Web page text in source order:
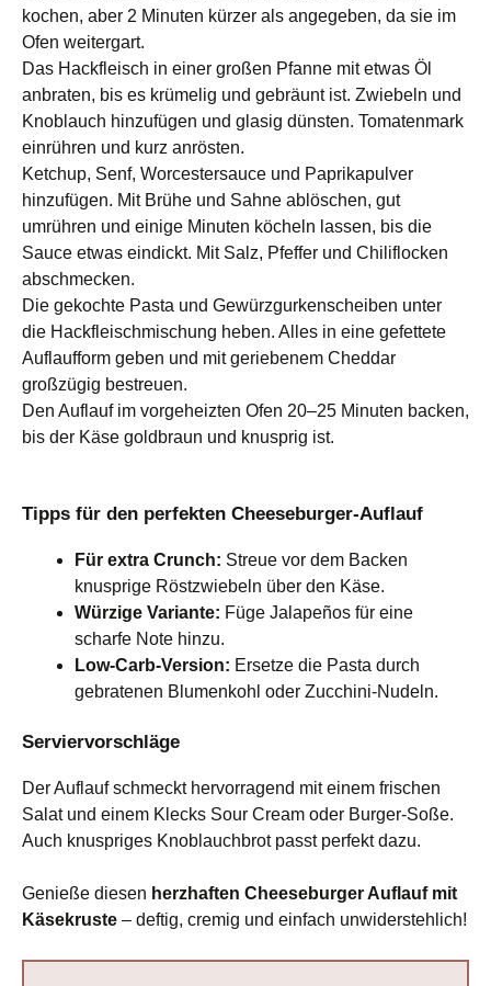
kochen, aber 2 Minuten kürzer als angegeben, da sie im
Ofen weitergart.
Das Hackfleisch in einer großen Pfanne mit etwas Öl
anbraten, bis es krümelig und gebräunt ist. Zwiebeln und
Knoblauch hinzufügen und glasig dünsten. Tomatenmark
einrühren und kurz anrösten.
Ketchup, Senf, Worcestersauce und Paprikapulver
hinzufügen. Mit Brühe und Sahne ablöschen, gut
umrühren und einige Minuten köcheln lassen, bis die
Sauce etwas eindickt. Mit Salz, Pfeffer und Chiliflocken
abschmecken.
Die gekochte Pasta und Gewürzgurkenscheiben unter
die Hackfleischmischung heben. Alles in eine gefettete
Auflaufform geben und mit geriebenem Cheddar
großzügig bestreuen.
Den Auflauf im vorgeheizten Ofen 20–25 Minuten backen,
bis der Käse goldbraun und knusprig ist.
Tipps für den perfekten Cheeseburger-Auflauf
Für extra Crunch: Streue vor dem Backen
knusprige Röstzwiebeln über den Käse.
Würzige Variante: Füge Jalapeños für eine
scharfe Note hinzu.
Low-Carb-Version: Ersetze die Pasta durch
gebratenen Blumenkohl oder Zucchini-Nudeln.
Serviervorschläge
Der Auflauf schmeckt hervorragend mit einem frischen
Salat und einem Klecks Sour Cream oder Burger-Soße.
Auch knuspriges Knoblauchbrot passt perfekt dazu.
Genieße diesen herzhaften Cheeseburger Auflauf mit
Käsekruste – deftig, cremig und einfach unwiderstehlich!